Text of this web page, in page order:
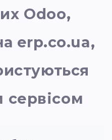
Odoo,
erp.co.ua,
сервісом